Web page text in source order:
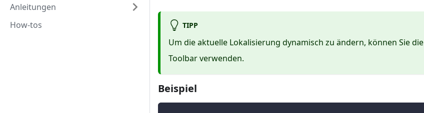
Anleitungen
How-tos
TIPP
Um die aktuelle Lokalisierung dynamisch zu ändern, können Sie die
Toolbar verwenden.
Beispiel